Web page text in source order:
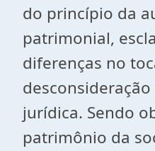
do princípio da
patrimonial,
diferenças no
jurídica. Sendo
patrimônio da